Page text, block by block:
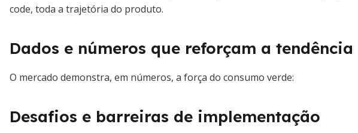
code, toda a trajetória do produto.
Dados e números que reforçam a tendência
O mercado demonstra, em números, a força do consumo verde:
Desafios e barreiras de implementação